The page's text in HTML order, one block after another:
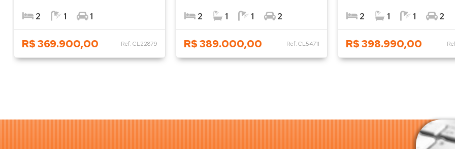
Ref: CL22879
R$ 369.900,00
2 1 1
Ref: CL54711
R$ 389.000,00
2 1 1 2
R$ 398.990,00
2 1 1 2